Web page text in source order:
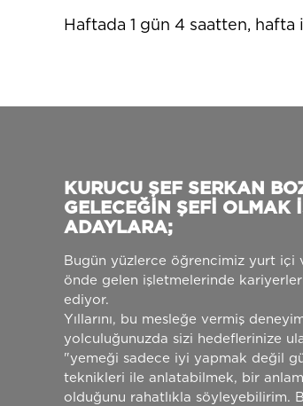
Haftada 1 gün 4 saatten,
KURUCU ŞEF SERKAN
GELECEĞİN ŞEFİ OLMAK
ADAYLARA;
Bugün yüzlerce öğrencimiz yurt içi
önde gelen işletmelerinde
ediyor.
Yıllarını, bu mesleğe vermiş
yolculuğunuzda sizi hedeflerinize
"yemeği sadece iyi yapmak değil
teknikleri ile anlatabilmek, bir
olduğunu rahatlıkla söyleyebilirim.